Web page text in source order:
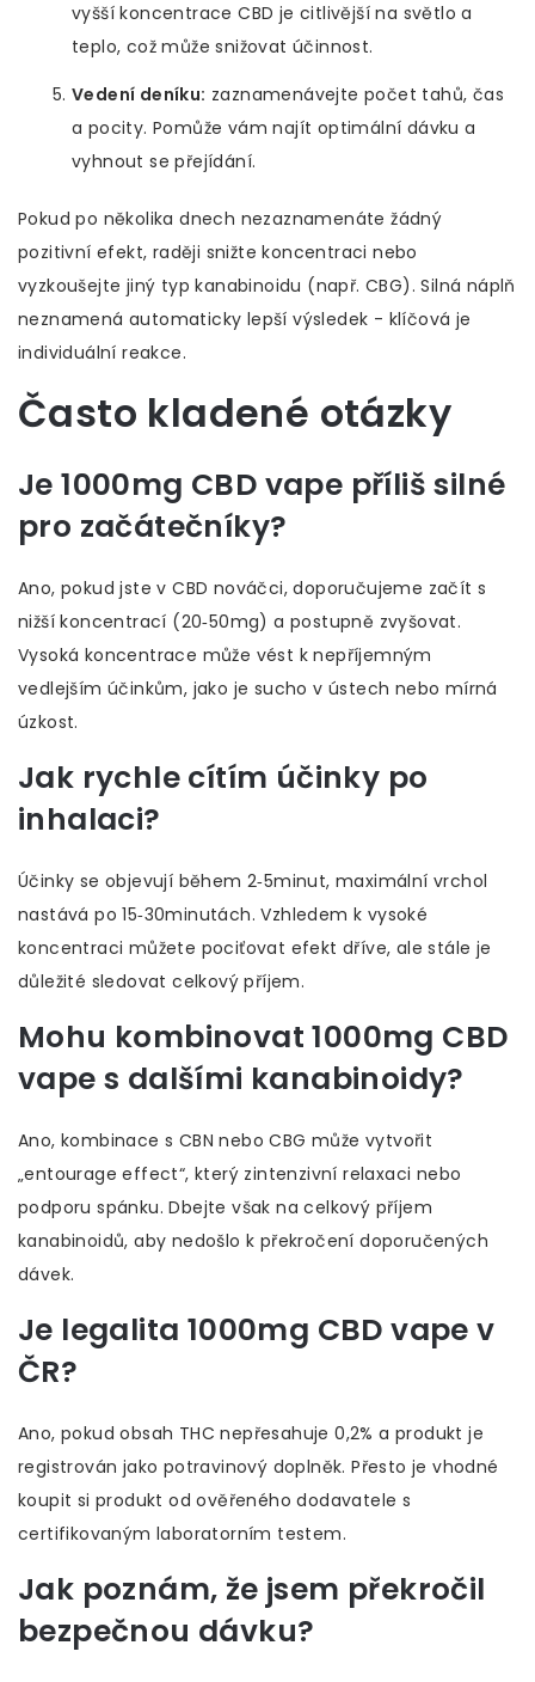
vyšší koncentrace CBD je citlivější na světlo a
teplo, což může snižovat účinnost.
Vedení deníku: zaznamenávejte počet tahů, čas
a pocity. Pomůže vám najít optimální dávku a
vyhnout se přejídání.
Pokud po několika dnech nezaznamenáte žádný
pozitivní efekt, raději snižte koncentraci nebo
vyzkoušejte jiný typ kanabinoidu (např. CBG). Silná náplň
neznamená automaticky lepší výsledek - klíčová je
individuální reakce.
Často kladené otázky
Je 1000mg CBD vape příliš silné
pro začátečníky?
Ano, pokud jste v CBD nováčci, doporučujeme začít s
nižší koncentrací (20‑50mg) a postupně zvyšovat.
Vysoká koncentrace může vést k nepříjemným
vedlejším účinkům, jako je sucho v ústech nebo mírná
úzkost.
Jak rychle cítím účinky po
inhalaci?
Účinky se objevují během 2‑5minut, maximální vrchol
nastává po 15‑30minutách. Vzhledem k vysoké
koncentraci můžete pociťovat efekt dříve, ale stále je
důležité sledovat celkový příjem.
Mohu kombinovat 1000mg CBD
vape s dalšími kanabinoidy?
Ano, kombinace s CBN nebo CBG může vytvořit
„entourage effect“, který zintenzivní relaxaci nebo
podporu spánku. Dbejte však na celkový příjem
kanabinoidů, aby nedošlo k překročení doporučených
dávek.
Je legalita 1000mg CBD vape v
ČR?
Ano, pokud obsah THC nepřesahuje 0,2% a produkt je
registrován jako potravinový doplněk. Přesto je vhodné
koupit si produkt od ověřeného dodavatele s
certifikovaným laboratorním testem.
Jak poznám, že jsem překročil
bezpečnou dávku?